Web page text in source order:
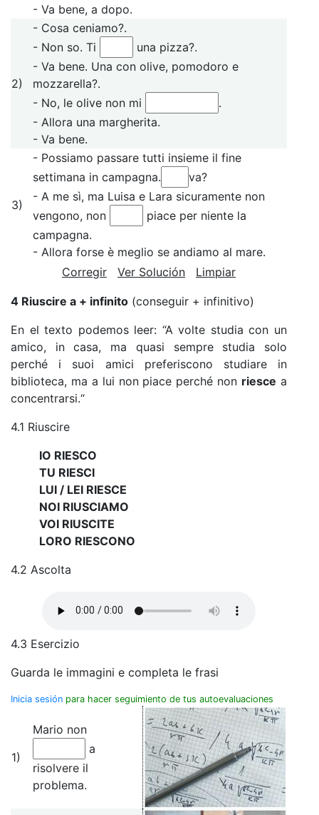
- Va bene, a dopo.
2)
- Cosa ceniamo?.
- Non so. Ti
una pizza?.
- Va bene. Una con olive, pomodoro e
mozzarella?.
- No, le olive non mi
.
- Allora una margherita.
- Va bene.
3)
- Possiamo passare tutti insieme il fine
settimana in campagna.
va?
- A me sì, ma Luisa e Lara sicuramente non
vengono, non
piace per niente la
campagna.
- Allora forse è meglio se andiamo al mare.
Corregir
Ver Solución Limpiar
4 Riuscire a + infinito (conseguir + infinitivo)
En el texto podemos leer: “A volte studia con un
amico, in casa, ma quasi sempre studia solo
perché i suoi amici preferiscono studiare in
biblioteca, ma a lui non piace perché non riesce a
concentrarsi.“
4.1 Riuscire
IO RIESCO
TU RIESCI
LUI / LEI RIESCE
NOI RIUSCIAMO
VOI RIUSCITE
LORO RIESCONO
4.2 Ascolta
4.3 Esercizio
Guarda le immagini e completa le frasi
Inicia sesión para hacer seguimiento de tus autoevaluaciones
1)
Mario non
a
risolvere il
problema.